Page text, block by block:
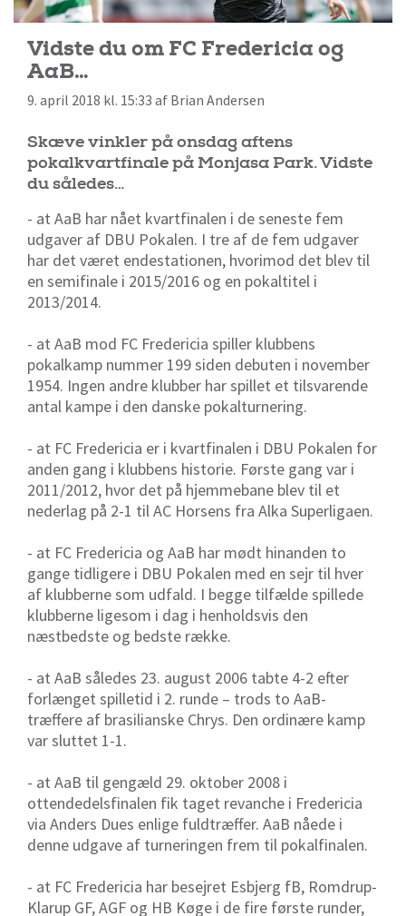
Vidste du om FC Fredericia og
AaB…
9. april 2018 kl. 15:33 af Brian Andersen
Skæve vinkler på onsdag aftens
pokalkvartfinale på Monjasa Park. Vidste
du således…
- at AaB har nået kvartfinalen i de seneste fem
udgaver af DBU Pokalen. I tre af de fem udgaver
har det været endestationen, hvorimod det blev til
en semifinale i 2015/2016 og en pokaltitel i
2013/2014.
- at AaB mod FC Fredericia spiller klubbens
pokalkamp nummer 199 siden debuten i november
1954. Ingen andre klubber har spillet et tilsvarende
antal kampe i den danske pokalturnering.
- at FC Fredericia er i kvartfinalen i DBU Pokalen for
anden gang i klubbens historie. Første gang var i
2011/2012, hvor det på hjemmebane blev til et
nederlag på 2-1 til AC Horsens fra Alka Superligaen.
- at FC Fredericia og AaB har mødt hinanden to
gange tidligere i DBU Pokalen med en sejr til hver
af klubberne som udfald. I begge tilfælde spillede
klubberne ligesom i dag i henholdsvis den
næstbedste og bedste række.
- at AaB således 23. august 2006 tabte 4-2 efter
forlænget spilletid i 2. runde – trods to AaB-
træffere af brasilianske Chrys. Den ordinære kamp
var sluttet 1-1.
- at AaB til gengæld 29. oktober 2008 i
ottendedelsfinalen fik taget revanche i Fredericia
via Anders Dues enlige fuldtræffer. AaB nåede i
denne udgave af turneringen frem til pokalfinalen.
- at FC Fredericia har besejret Esbjerg fB, Romdrup-
Klarup GF, AGF og HB Køge i de fire første runder,